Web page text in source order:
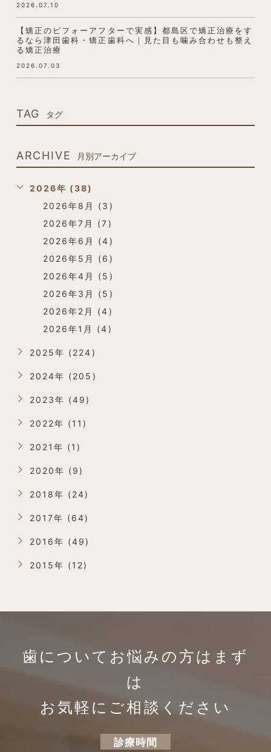
2026.07.10
【矯正のビフォーアフターで実感】都島区で矯正治療をす
るなら津田歯科・矯正歯科へ｜見た目も噛み合わせも整え
る矯正治療
2026.07.03
TAG タグ
ARCHIVE 月別アーカイブ
2026年 (38)
2026年8月 (3)
2026年7月 (7)
2026年6月 (4)
2026年5月 (6)
2026年4月 (5)
2026年3月 (5)
2026年2月 (4)
2026年1月 (4)
2025年 (224)
2024年 (205)
2023年 (49)
2022年 (11)
2021年 (1)
2020年 (9)
2018年 (24)
2017年 (64)
2016年 (49)
2015年 (12)
歯についてお悩みの方は まず
は
お気軽にご相談ください
診療時間